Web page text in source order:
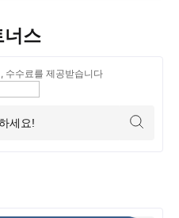
스
수수료를 제공받습니다